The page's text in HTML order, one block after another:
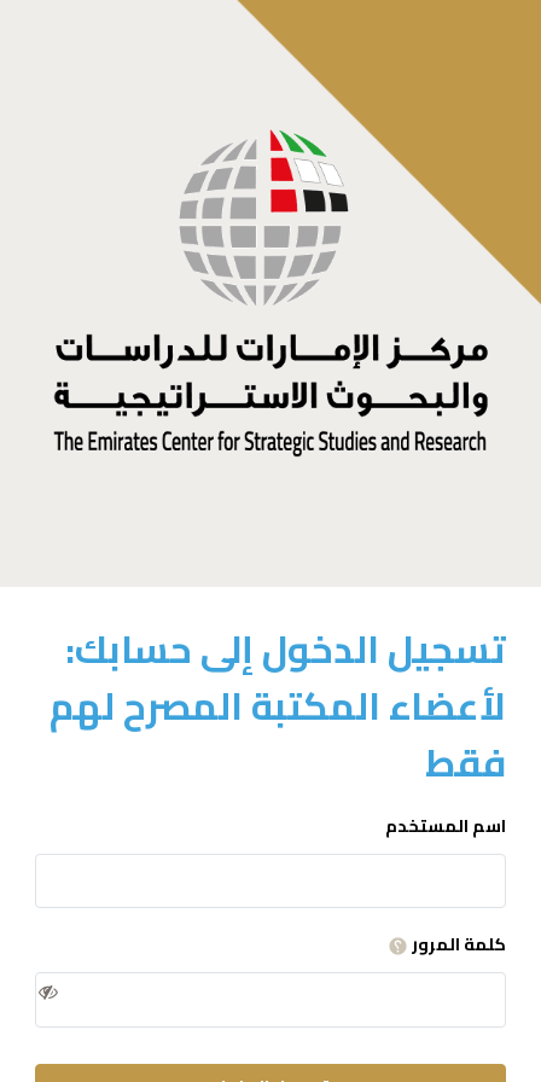
تسجيل الدخول إلى حسابك:
لأعضاء المكتبة المصرح لهم
فقط
اسم المستخدم
كلمة المرور